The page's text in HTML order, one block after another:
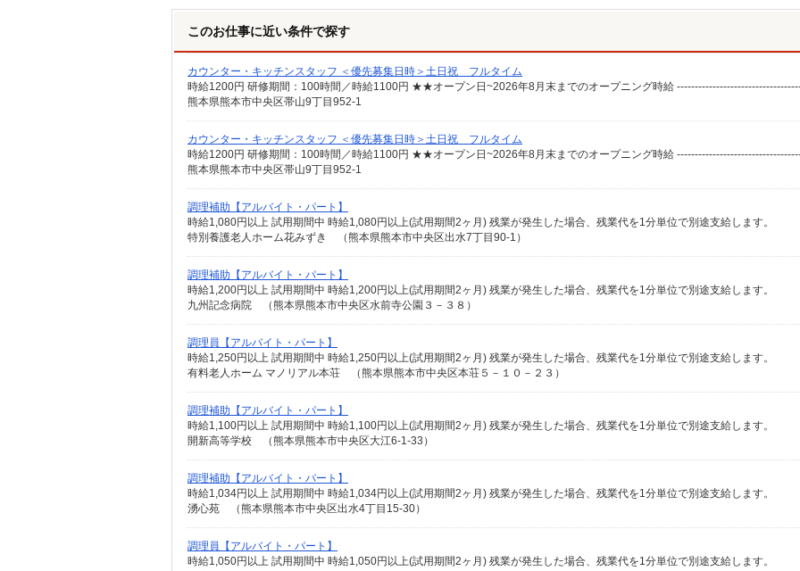
このお仕事に近い条件で探す
カウンター・キッチンスタッフ ＜優先募集日時＞土日祝 フルタイム
熊本県熊本市中央区帯山9丁目952-1
カウンター・キッチンスタッフ ＜優先募集日時＞土日祝 フルタイム
熊本県熊本市中央区帯山9丁目952-1
調理補助【アルバイト・パート】
時給1,080円以上 試用期間中 時給1,080円以上(試用期間2ヶ月) 残業が発生した場合、残業代を1分単位で別途支給します。
特別養護老人ホーム花みずき （熊本県熊本市中央区出水7丁目90-1）
調理補助【アルバイト・パート】
時給1,200円以上 試用期間中 時給1,200円以上(試用期間2ヶ月) 残業が発生した場合、残業代を1分単位で別途支給します。
九州記念病院 （熊本県熊本市中央区水前寺公園３－３８）
調理員【アルバイト・パート】
時給1,250円以上 試用期間中 時給1,250円以上(試用期間2ヶ月) 残業が発生した場合、残業代を1分単位で別途支給します。
有料老人ホーム マノリアル本荘 （熊本県熊本市中央区本荘５－１０－２３）
調理補助【アルバイト・パート】
時給1,100円以上 試用期間中 時給1,100円以上(試用期間2ヶ月) 残業が発生した場合、残業代を1分単位で別途支給します。
開新高等学校 （熊本県熊本市中央区大江6-1-33）
調理補助【アルバイト・パート】
時給1,034円以上 試用期間中 時給1,034円以上(試用期間2ヶ月) 残業が発生した場合、残業代を1分単位で別途支給します。
湧心苑 （熊本県熊本市中央区出水4丁目15-30）
調理員【アルバイト・パート】
時給1,050円以上 試用期間中 時給1,050円以上(試用期間2ヶ月) 残業が発生した場合、残業代を1分単位で別途支給します。